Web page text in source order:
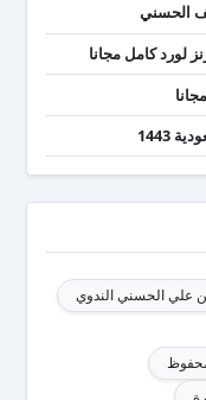
علي الحسني الندوي